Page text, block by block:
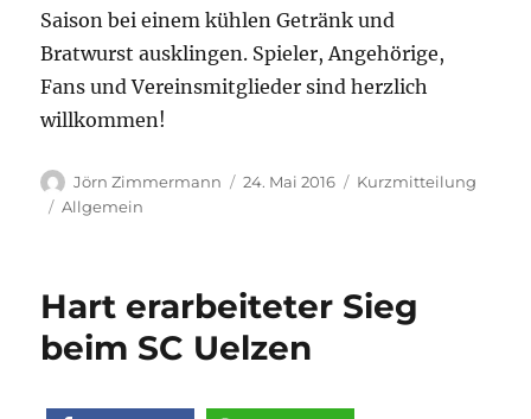
Saison bei einem kühlen Getränk und
Bratwurst ausklingen. Spieler, Angehörige,
Fans und Vereinsmitglieder sind herzlich
willkommen!
Autor
Jörn Zimmermann
Veröffentlicht
24. Mai 2016 Format
Kurzmitteilung
Kategorien
Allgemein
Hart erarbeiteter Sieg
beim SC Uelzen